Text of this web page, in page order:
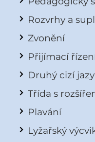
Rozvrhy a
Zvonění
Přijímací
Druhý cizí
Třída s
Plavání
Lyžařský